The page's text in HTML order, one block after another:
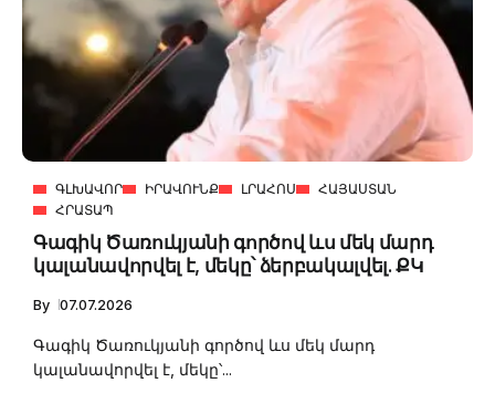
ԳԼԽԱՎՈՐ ԻՐԱՎՈՒՆՔ ԼՐԱՀՈՍ
ՀԱՅԱՍՏԱՆ
ՀՐԱՏԱՊ
Գագիկ Ծառուկյանի գործով ևս մեկ մարդ
կալանավորվել է, մեկը՝ ձերբակալվել. ՔԿ
By 07.07.2026
Գագիկ Ծառուկյանի գործով ևս մեկ մարդ
կալանավորվել է, մեկը՝...